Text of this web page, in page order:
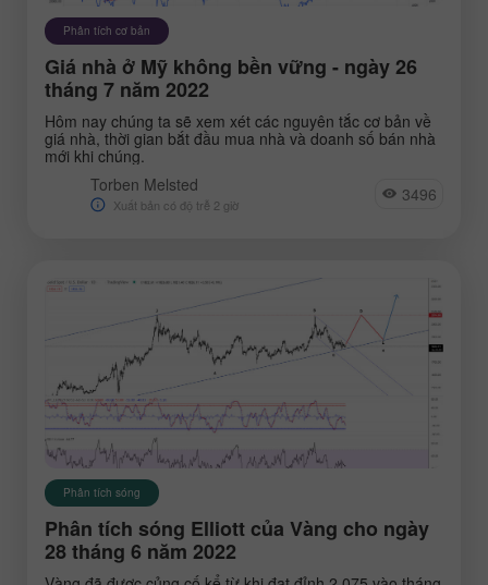
Phân tích cơ bản
Giá nhà ở Mỹ không bền vững - ngày 26
tháng 7 năm 2022
Hôm nay chúng ta sẽ xem xét các nguyên tắc cơ bản về
giá nhà, thời gian bắt đầu mua nhà và doanh số bán nhà
mới khi chúng.
Torben Melsted
Xuất bản có độ trễ 2 giờ 3496
Phân tích sóng
Phân tích sóng Elliott của Vàng cho ngày
28 tháng 6 năm 2022